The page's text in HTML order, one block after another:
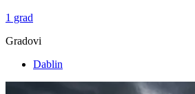
1 grad
Gradovi
Dablin